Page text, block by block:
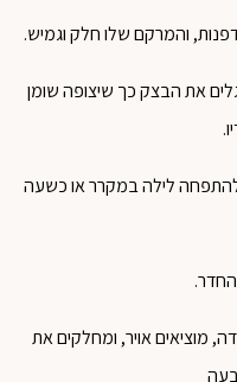
, והמרקםשלוחלקוגמיש.
אתהבצקכך שיצופהשומן
.
לילהבמקרראוכשעה
החדר.
, מוציאיםאויר, ומחלקיםאת